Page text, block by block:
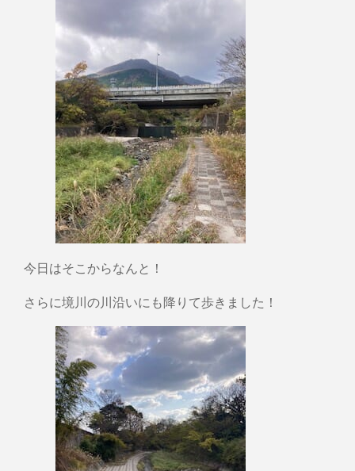
今日はそこからなんと！
さらに境川の川沿いにも降りて歩きました！